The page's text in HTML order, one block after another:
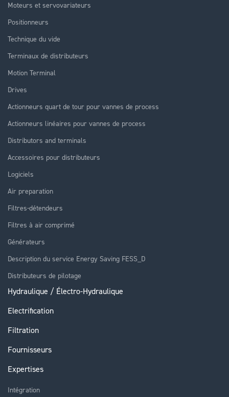
Moteurs et servovariateurs
Positionneurs
Technique du vide
Terminaux de distributeurs
Motion Terminal
Drives
Actionneurs quart de tour pour vannes de process
Actionneurs linéaires pour vannes de process
Distributors and terminals
Accessoires pour distributeurs
Logiciels
Air preparation
Filtres-détendeurs
Filtres à air comprimé
Générateurs
Description du service Energy Saving FESS_D
Distributeurs de pilotage
Hydraulique / Électro-Hydraulique
Electrification
Filtration
Fournisseurs
Expertises
Intégration